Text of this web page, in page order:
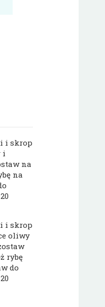
i skrop
i
na
na
i skrop
oliwy
rybę
do